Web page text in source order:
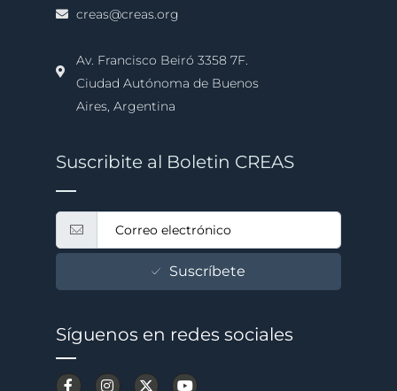
creas@creas.org
Av. Francisco Beiró 3358 7F.
Ciudad Autónoma de Buenos
Aires, Argentina
Suscribite al Boletin CREAS
Suscríbete
Síguenos en redes sociales